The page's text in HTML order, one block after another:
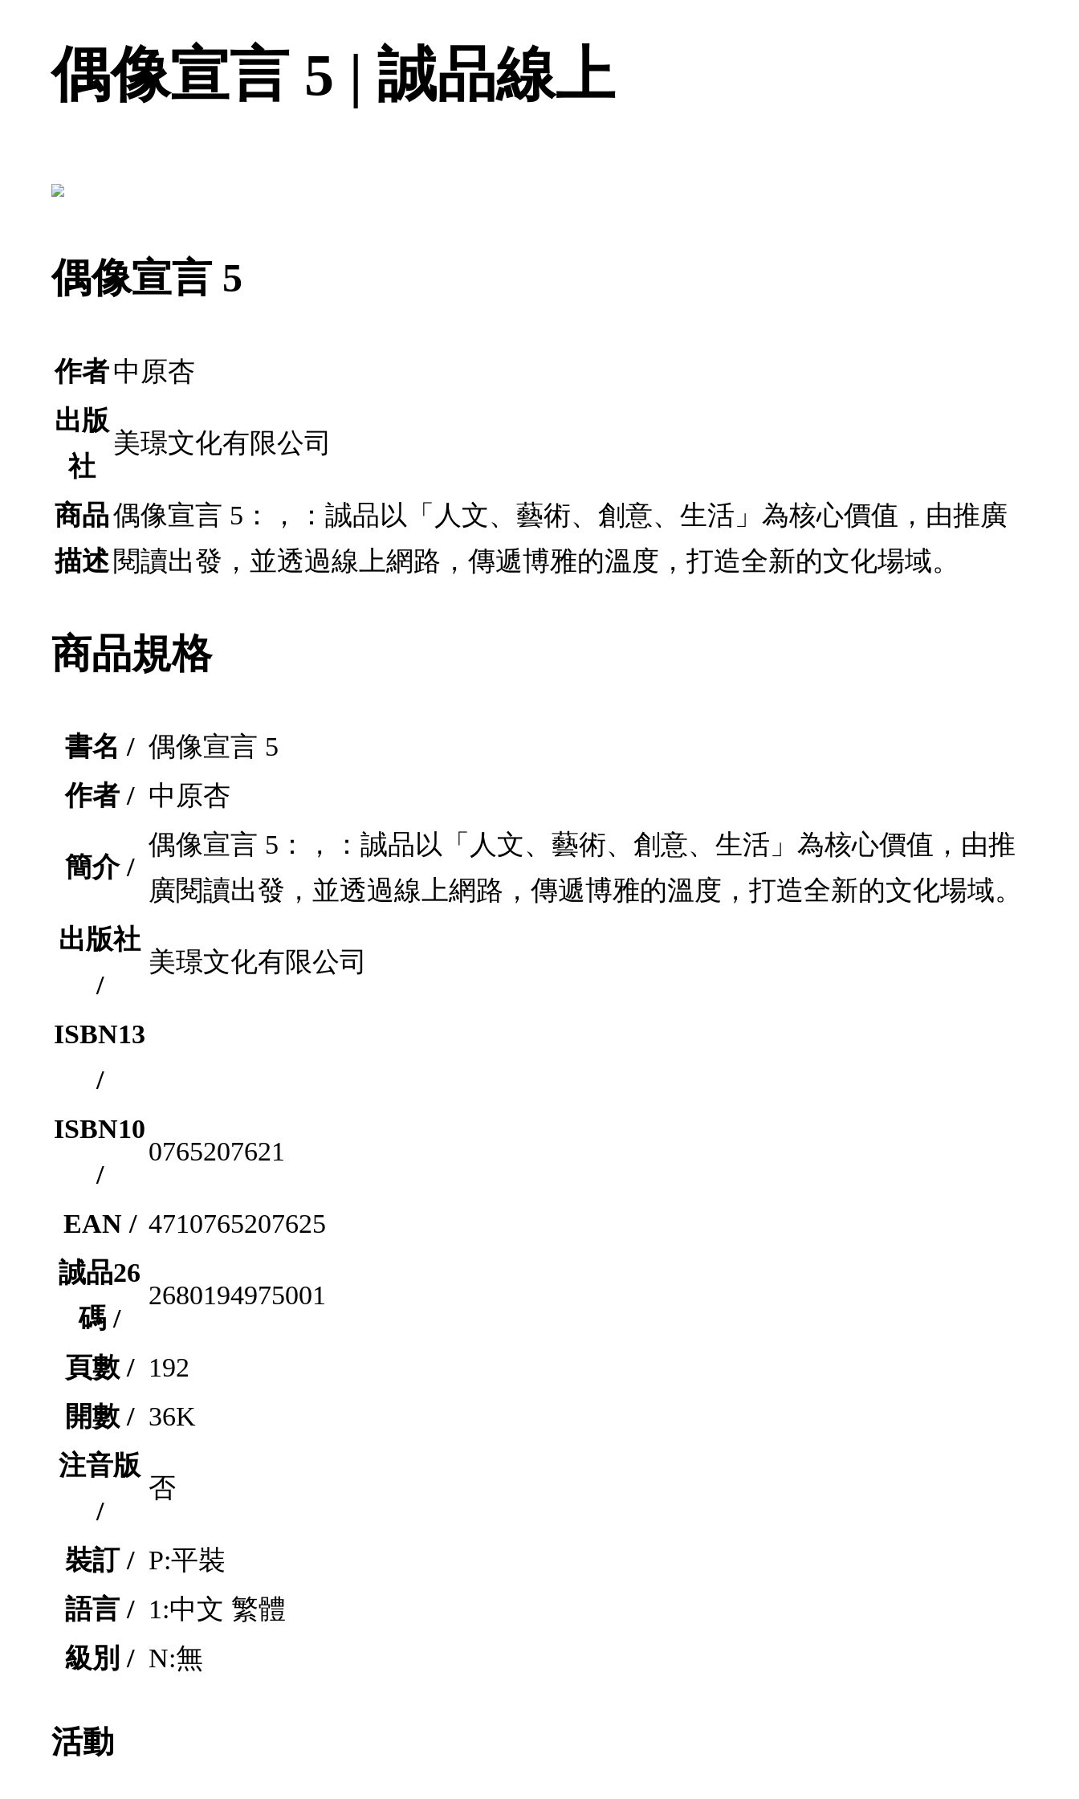
偶像宣言 5 | 誠品線上
偶像宣言 5
作者中原杏
出版
社
美璟文化有限公司
商品
描述
偶像宣言 5：，：誠品以「人文、藝術、創意、生活」為核心價值，由推廣
閱讀出發，並透過線上網路，傳遞博雅的溫度，打造全新的文化場域。
商品規格
書名 / 偶像宣言 5
作者 / 中原杏
簡介 /
偶像宣言 5：，：誠品以「人文、藝術、創意、生活」為核心價值，由推
廣閱讀出發，並透過線上網路，傳遞博雅的溫度，打造全新的文化場域。
出版社
/
美璟文化有限公司
ISBN13
/
ISBN10
/
0765207621
EAN / 4710765207625
誠品26
碼 /
2680194975001
頁數 / 192
開數 / 36K
注音版
/
否
裝訂 / P:平裝
語言 / 1:中文 繁體
級別 / N:無
活動